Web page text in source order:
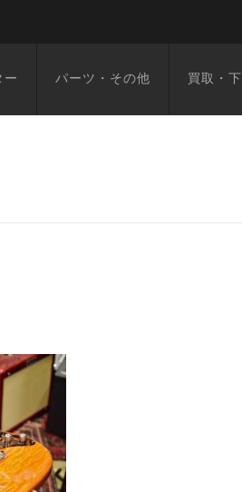
ー パーツ・その他 買取・